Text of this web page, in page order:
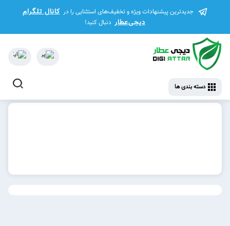
جدیدترین پیشنهادات ویژه و تخفیف‌های استثنایی را در کانال تلگرام
دیجی‌عطار دنبال کنید!
دسته بندی ها